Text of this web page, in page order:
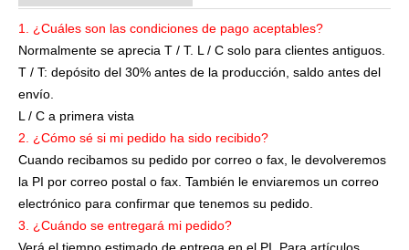
1. ¿Cuáles son las condiciones de pago aceptables?
Normalmente se aprecia T / T. L / C solo para clientes antiguos.
T / T: depósito del 30% antes de la producción, saldo antes del
envío.
L / C a primera vista
2. ¿Cómo sé si mi pedido ha sido recibido?
Cuando recibamos su pedido por correo o fax, le devolveremos
la PI por correo postal o fax. También le enviaremos un correo
electrónico para confirmar que tenemos su pedido.
3. ¿Cuándo se entregará mi pedido?
Verá el tiempo estimado de entrega en el PI. Para artículos